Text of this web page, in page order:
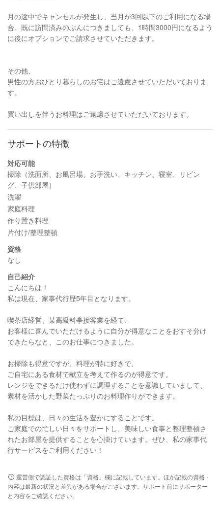
月の途中でキャンセルが発生し、当月が3回以下のご利用になる場
合、既に訪問済みのぶんにつきましても、1時間3000円になるよう
に後にオプションでご請求させていただきます。
その他、
男性の方おひとり暮らしのお宅はご遠慮させていただいておりま
す。
買い出しを伴うお料理はご遠慮させていただいております。
サポートの特徴
対応可能
掃除（洗面所、お風呂場、お手洗い、キッチン、寝室、リビン
グ、子供部屋）
洗濯
家庭料理
作り置き料理
片付け/整理整頓
資格
なし
自己紹介
こんにちは！
私は現在、家事代行歴5年目となります。
喫茶店経営、某高級料亭接客業を経て、
お客様に喜んでいただけるように自分が得意なことをおすそ分け
できたらなと、このお仕事につきました。
お掃除も得意ですが、料理が特に好きで、
ご自宅にある食材で献立を考えて作るのが得意です。
レンジをできるだけ使わずに調理することを意識していまして、
素材を活かした野菜たっぷりのお料理作りができます。
私の目標は、日々の生活を豊かにすることです。
ご家庭での忙しい日々をサポートし、美味しい食事と整理整頓さ
れたお部屋を提供することを心掛けています。ぜひ、私の家事代
行サービスをご利用ください！
運営側で認証した資格は「資格」欄に記載しています。ほか記載の資格・
内容は最新の状況と差異がある場合がございます。サポート前にサポーター
と内容をご確認ください。